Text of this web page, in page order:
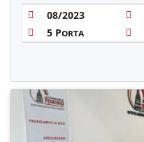
08/2023
5 Porta